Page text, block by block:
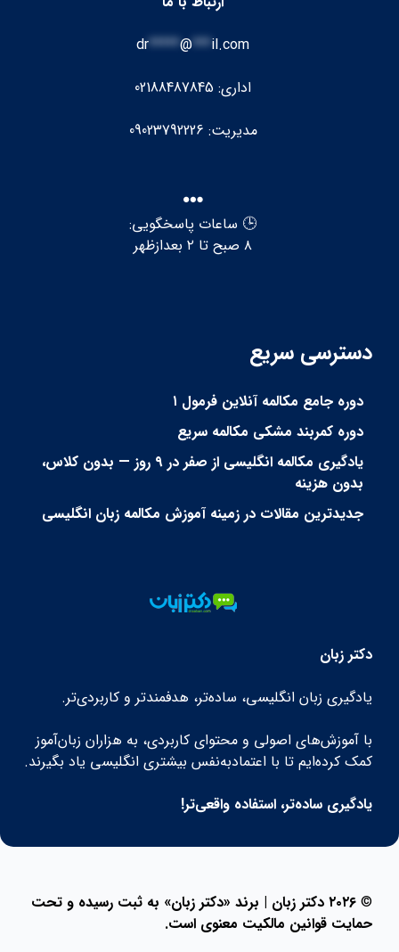
dr*****@***il.com
اداری: 02188487845
مدیریت: 09023792226
🕒 ساعات پاسخگویی:
۸ صبح تا ۲ بعدازظهر
دسترسی سریع
دوره جامع مکالمه آنلاین فرمول ۱
دوره کمربند مشکی مکالمه سریع
یادگیری مکالمه انگلیسی از صفر در ۹ روز — بدون کلاس،
بدون هزینه
جدیدترین مقالات در زمینه آموزش مکالمه زبان انگلیسی
دکتر زبان
یادگیری زبان انگلیسی، ساده‌تر، هدفمندتر و کاربردی‌تر.
با آموزش‌های اصولی و محتوای کاربردی، به هزاران زبان‌آموز
کمک کرده‌ایم تا با اعتمادبه‌نفس بیشتری انگلیسی یاد بگیرند.
یادگیری ساده‌تر، استفاده واقعی‌تر!
©
۲۰۲۶ دکتر زبان | برند «دکتر زبان» به ثبت رسیده و تحت
حمایت قوانین مالکیت معنوی است.